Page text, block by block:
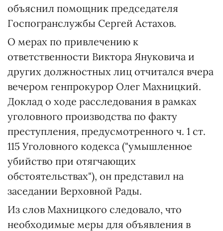
объяснил помощник председателя
Госпогранслужбы Сергей Астахов.
О мерах по привлечению к
ответственности Виктора Януковича и
других должностных лиц отчитался вчера
вечером генпрокурор Олег Махницкий.
Доклад о ходе расследования в рамках
уголовного производства по факту
преступления, предусмотренного ч. 1 ст.
115 Уголовного кодекса ("умышленное
убийство при отягчающих
обстоятельствах"), он представил на
заседании Верховной Рады.
Из слов Махницкого следовало, что
необходимые меры для объявления в